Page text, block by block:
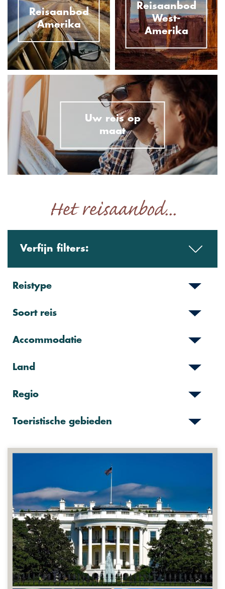
Reisaanbod
Amerika
Reisaanbod
West-
Amerika
Uw reis op
maat
Het reisaanbod...
Verfijn filters:
Reistype
Soort reis
Accommodatie
Land
Regio
Toeristische gebieden